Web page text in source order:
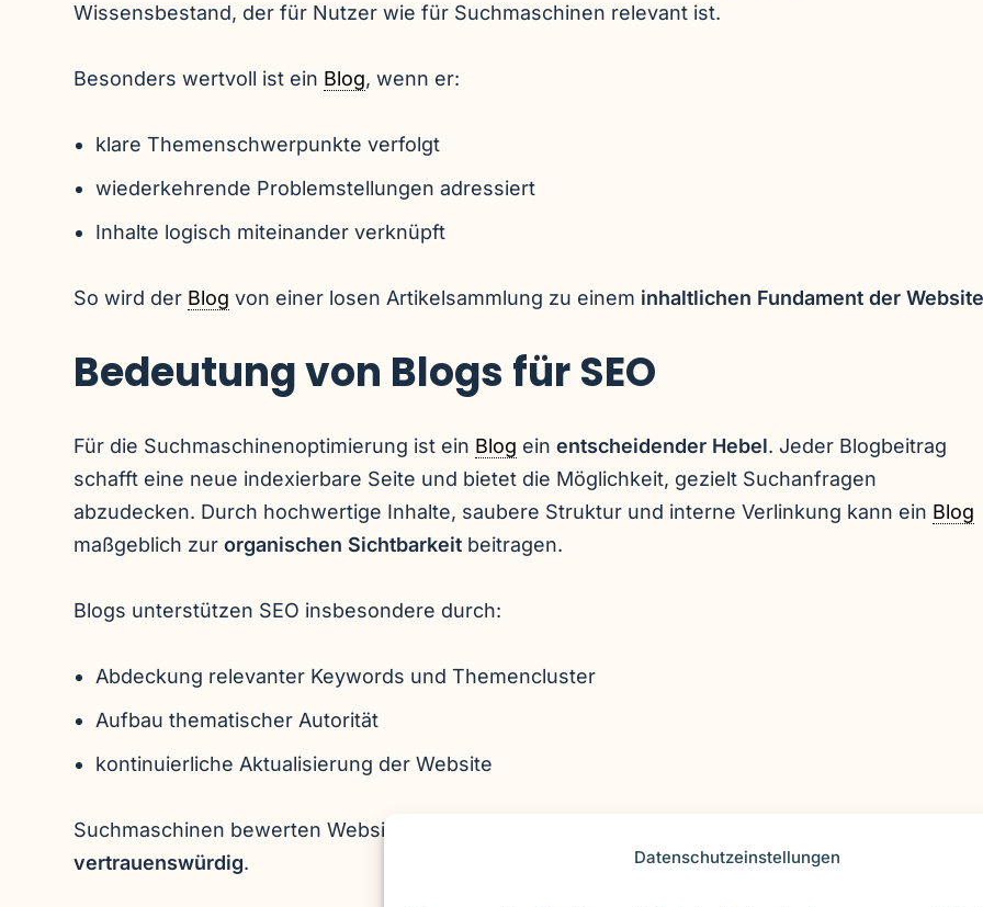
Datenschutzeinstellungen
Wissensbestand, der für Nutzer wie für Suchmaschinen relevant ist.
Besonders wertvoll ist ein Blog, wenn er:
klare Themenschwerpunkte verfolgt
wiederkehrende Problemstellungen adressiert
Inhalte logisch miteinander verknüpft
So wird der Blog von einer losen Artikelsammlung zu einem inhaltlichen Fundament der Website
Bedeutung von Blogs für SEO
Für die Suchmaschinenoptimierung ist ein Blog ein entscheidender Hebel. Jeder Blogbeitrag
schafft eine neue indexierbare Seite und bietet die Möglichkeit, gezielt Suchanfragen
abzudecken. Durch hochwertige Inhalte, saubere Struktur und interne Verlinkung kann ein Blog
maßgeblich zur organischen Sichtbarkeit beitragen.
Blogs unterstützen SEO insbesondere durch:
Abdeckung relevanter Keywords und Themencluster
Aufbau thematischer Autorität
kontinuierliche Aktualisierung der Website
Suchmaschinen bewerten Websites mit aktiven, gepflegten Blogs häufig als
vertrauenswürdig.